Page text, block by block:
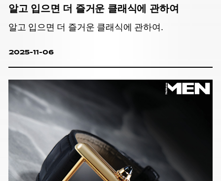
알고 입으면 더 즐거운 클래식에 관하여
알고 입으면 더 즐거운 클래식에 관하여.
2025-11-06